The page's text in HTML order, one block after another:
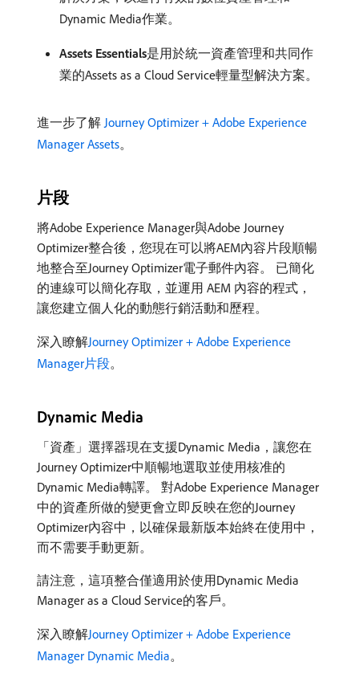
Dynamic Media作業。
Assets Essentials​是用於統一資產管理和共同作
業的Assets as a Cloud Service輕量型解決方案。
進一步了解 Journey Optimizer + Adobe Experience
Manager Assets。
片段
將Adobe Experience Manager與Adobe Journey
Optimizer整合後，您現在可以將AEM內容片段順暢
地整合至Journey Optimizer電子郵件內容。 已簡化
的連線可以簡化存取，並運用 AEM 內容的程式，
讓您建立個人化的動態行銷活動和歷程。
深入瞭解Journey Optimizer + Adobe Experience
Manager片段。
Dynamic Media
「資產」選擇器現在支援Dynamic Media，讓您在
Journey Optimizer中順暢地選取並使用核准的
Dynamic Media轉譯。 對Adobe Experience Manager
中的資產所做的變更會立即反映在您的Journey
Optimizer內容中，以確保最新版本始終在使用中，
而不需要手動更新。
請注意，這項整合僅適用於使用Dynamic Media
Manager as a Cloud Service的客戶。
深入瞭解Journey Optimizer + Adobe Experience
Manager Dynamic Media。